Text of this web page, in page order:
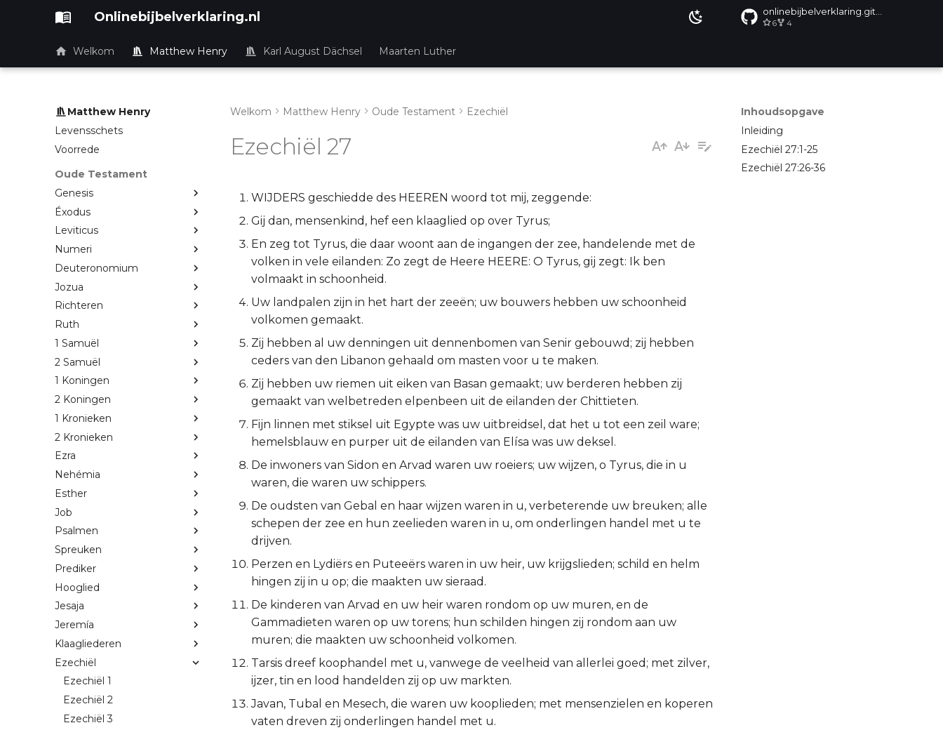
Onlinebijbelverklaring.nl 6 4
Welkom Matthew Henry Karl August Dächsel Maarten Luther
Matthew Henry
Levensschets
Voorrede
Oude Testament
Genesis
Éxodus
Leviticus
Numeri
Deuteronomium
Jozua
Richteren
Ruth
1 Samuël
2 Samuël
1 Koningen
2 Koningen
1 Kronieken
2 Kronieken
Ezra
Nehémia
Esther
Job
Psalmen
Spreuken
Prediker
Hooglied
Jesaja
Jeremía
Klaagliederen
Ezechiël
Ezechiël 1
Ezechiël 2
Ezechiël 3
Inhoudsopgave
Inleiding
Ezechiël 27:1-25
Ezechiël 27:26-36
Welkom Matthew Henry Oude Testament Ezechiël
Ezechiël 27
WIJDERS geschiedde des HEEREN woord tot mij, zeggende:
Gij dan, mensenkind, hef een klaaglied op over Tyrus;
En zeg tot Tyrus, die daar woont aan de ingangen der zee, handelende met de
volken in vele eilanden: Zo zegt de Heere HEERE: O Tyrus, gij zegt: Ik ben
volmaakt in schoonheid.
Uw landpalen zijn in het hart der zeeën; uw bouwers hebben uw schoonheid
volkomen gemaakt.
Zij hebben al uw denningen uit dennenbomen van Senir gebouwd; zij hebben
ceders van den Libanon gehaald om masten voor u te maken.
Zij hebben uw riemen uit eiken van Basan gemaakt; uw berderen hebben zij
gemaakt van welbetreden elpenbeen uit de eilanden der Chittieten.
Fijn linnen met stiksel uit Egypte was uw uitbreidsel, dat het u tot een zeil ware;
hemelsblauw en purper uit de eilanden van Elísa was uw deksel.
De inwoners van Sidon en Arvad waren uw roeiers; uw wijzen, o Tyrus, die in u
waren, die waren uw schippers.
De oudsten van Gebal en haar wijzen waren in u, verbeterende uw breuken; alle
schepen der zee en hun zeelieden waren in u, om onderlingen handel met u te
drijven.
Perzen en Lydiërs en Puteeërs waren in uw heir, uw krijgslieden; schild en helm
hingen zij in u op; die maakten uw sieraad.
De kinderen van Arvad en uw heir waren rondom op uw muren, en de
Gammadieten waren op uw torens; hun schilden hingen zij rondom aan uw
muren; die maakten uw schoonheid volkomen.
Tarsis dreef koophandel met u, vanwege de veelheid van allerlei goed; met zilver,
ijzer, tin en lood handelden zij op uw markten.
Javan, Tubal en Mesech, die waren uw kooplieden; met mensenzielen en koperen
vaten dreven zij onderlingen handel met u.